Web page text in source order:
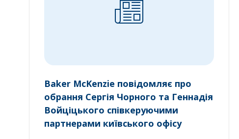
Baker McKenzie повідомляє про
обрання Сергія Чорного та Геннадія
Войціцького співкеруючими
партнерами київського офісу